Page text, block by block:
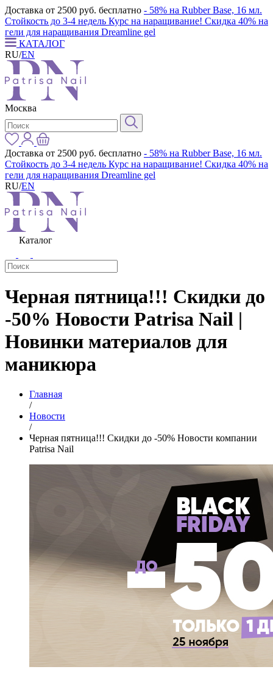
Доставка от 2500 руб. бесплатно - 58% на Rubber Base, 16 мл.
Стойкость до 3-4 недель Курс на наращивание! Скидка 40% на
гели для наращивания Dreamline gel
КАТАЛОГ
RU/EN
Москва
Доставка от 2500 руб. бесплатно - 58% на Rubber Base, 16 мл.
Стойкость до 3-4 недель Курс на наращивание! Скидка 40% на
гели для наращивания Dreamline gel
RU/EN
Каталог
Черная пятница!!! Скидки до
-50% Новости Patrisa Nail |
Новинки материалов для
маникюра
Главная
/
Новости
/
Черная пятница!!! Скидки до -50% Новости компании
Patrisa Nail